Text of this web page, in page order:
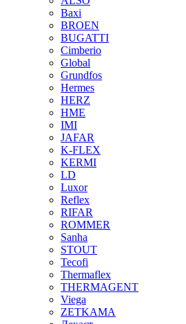
Baxi
BROEN
BUGATTI
Cimberio
Global
Grundfos
Hermes
HERZ
HME
IMI
JAFAR
K-FLEX
KERMI
LD
Luxor
Reflex
RIFAR
ROMMER
Sanha
STOUT
Tecofi
Thermaflex
THERMAGENT
Viega
ZETKAMA